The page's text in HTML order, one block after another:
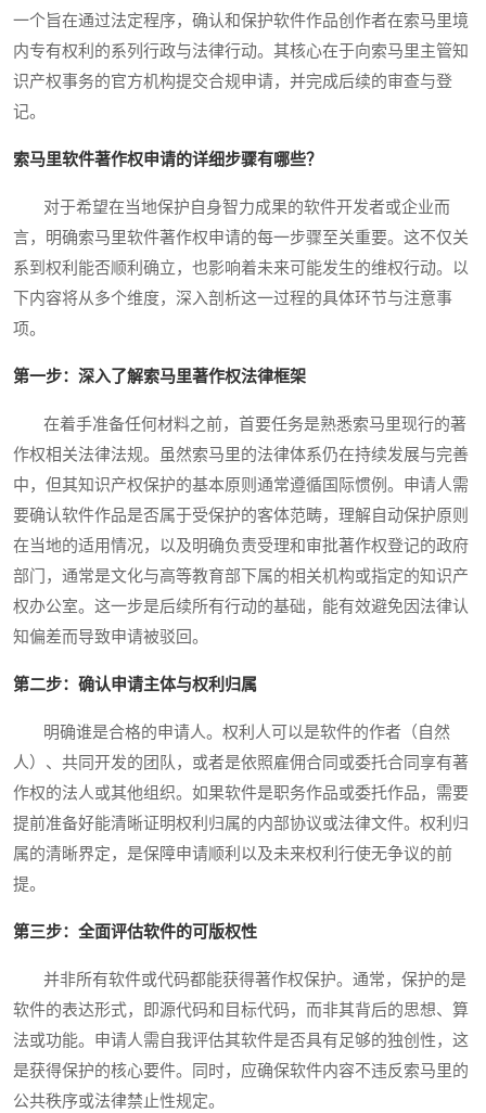
一个旨在通过法定程序，确认和保护软件作品创作者在索马里境
内专有权利的系列行政与法律行动。其核心在于向索马里主管知
识产权事务的官方机构提交合规申请，并完成后续的审查与登
记。
索马里软件著作权申请的详细步骤有哪些？
对于希望在当地保护自身智力成果的软件开发者或企业而
言，明确索马里软件著作权申请的每一步骤至关重要。这不仅关
系到权利能否顺利确立，也影响着未来可能发生的维权行动。以
下内容将从多个维度，深入剖析这一过程的具体环节与注意事
项。
第一步：深入了解索马里著作权法律框架
在着手准备任何材料之前，首要任务是熟悉索马里现行的著
作权相关法律法规。虽然索马里的法律体系仍在持续发展与完善
中，但其知识产权保护的基本原则通常遵循国际惯例。申请人需
要确认软件作品是否属于受保护的客体范畴，理解自动保护原则
在当地的适用情况，以及明确负责受理和审批著作权登记的政府
部门，通常是文化与高等教育部下属的相关机构或指定的知识产
权办公室。这一步是后续所有行动的基础，能有效避免因法律认
知偏差而导致申请被驳回。
第二步：确认申请主体与权利归属
明确谁是合格的申请人。权利人可以是软件的作者（自然
人）、共同开发的团队，或者是依照雇佣合同或委托合同享有著
作权的法人或其他组织。如果软件是职务作品或委托作品，需要
提前准备好能清晰证明权利归属的内部协议或法律文件。权利归
属的清晰界定，是保障申请顺利以及未来权利行使无争议的前
提。
第三步：全面评估软件的可版权性
并非所有软件或代码都能获得著作权保护。通常，保护的是
软件的表达形式，即源代码和目标代码，而非其背后的思想、算
法或功能。申请人需自我评估其软件是否具有足够的独创性，这
是获得保护的核心要件。同时，应确保软件内容不违反索马里的
公共秩序或法律禁止性规定。